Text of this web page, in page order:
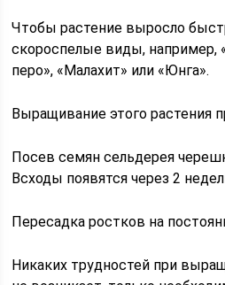
Чтобы растение выросло
скороспелые виды, например,
перо», «Малахит» или «Юнга».
Выращивание этого растения
Посев семян сельдерея
Всходы появятся через 2
Пересадка ростков на
Никаких трудностей при